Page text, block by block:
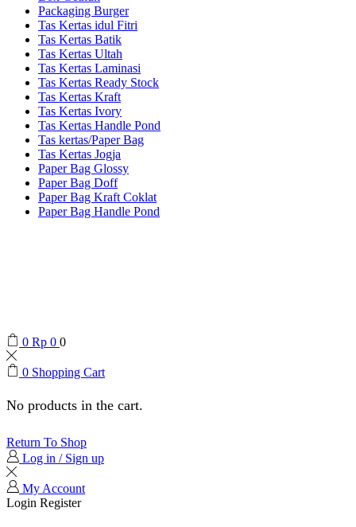
Packaging Burger
Tas Kertas idul Fitri
Tas Kertas Batik
Tas Kertas Ultah
Tas Kertas Laminasi
Tas Kertas Ready Stock
Tas Kertas Kraft
Tas Kertas Ivory
Tas Kertas Handle Pond
Tas kertas/Paper Bag
Tas Kertas Jogja
Paper Bag Glossy
Paper Bag Doff
Paper Bag Kraft Coklat
Paper Bag Handle Pond
0 Rp 0 0
0 Shopping Cart
No products in the cart.
Return To Shop
Log in / Sign up
My Account
Login Register